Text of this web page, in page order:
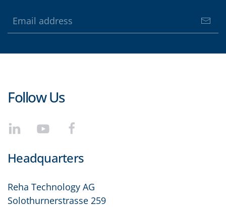
Follow Us
Headquarters
Reha Technology AG
Solothurnerstrasse 259